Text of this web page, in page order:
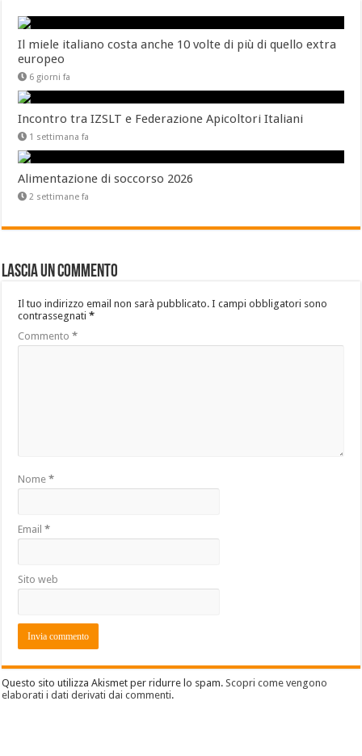
Il miele italiano costa anche 10 volte di più di quello extra
europeo
6 giorni fa
Incontro tra IZSLT e Federazione Apicoltori Italiani
1 settimana fa
Alimentazione di soccorso 2026
2 settimane fa
Lascia un commento
Il tuo indirizzo email non sarà pubblicato. I campi obbligatori sono
contrassegnati*
Commento*
Nome*
Email*
Sito web
Questo sito utilizza Akismet per ridurre lo spam.Scopri come vengono
elaborati i dati derivati dai commenti.